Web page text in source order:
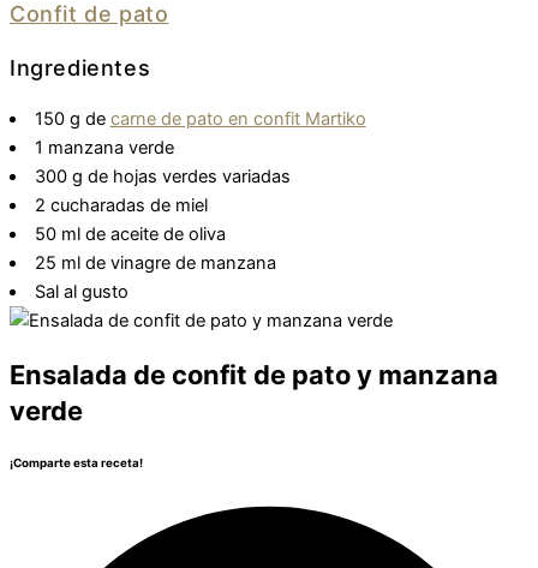
Confit de pato
Ingredientes
150 g de carne de pato en confit Martiko
1 manzana verde
300 g de hojas verdes variadas
2 cucharadas de miel
50 ml de aceite de oliva
25 ml de vinagre de manzana
Sal al gusto
Ensalada de confit de pato y manzana
verde
¡Comparte esta receta!